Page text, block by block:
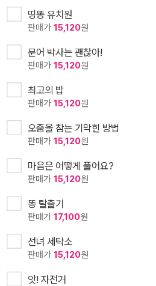
띵똥 유치원
판매가 15,120원
문어 박사는 괜찮아!
판매가 15,120원
최고의 밥
판매가 15,120원
오줌을 참는 기막힌 방법
판매가 15,120원
마음은 어떻게 풀어요?
판매가 15,120원
똥 탈출기
판매가 17,100원
선녀 세탁소
판매가 15,120원
앗! 자전거